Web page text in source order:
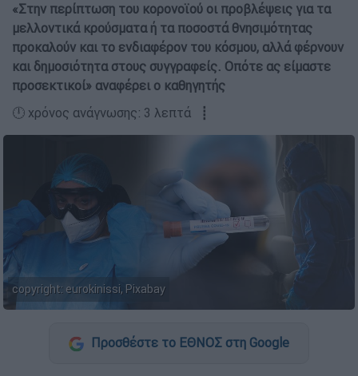
«Στην περίπτωση του κορονοϊού οι προβλέψεις για τα
μελλοντικά κρούσματα ή τα ποσοστά θνησιμότητας
προκαλούν και το ενδιαφέρον του κόσμου, αλλά φέρνουν
και δημοσιότητα στους συγγραφείς. Οπότε ας είμαστε
προσεκτικοί» αναφέρει ο καθηγητής
🕛 χρόνος ανάγνωσης: 3 λεπτά ┋
copyright: eurokinissi, Pixabay
Προσθέστε το ΕΘΝΟΣ στη Google